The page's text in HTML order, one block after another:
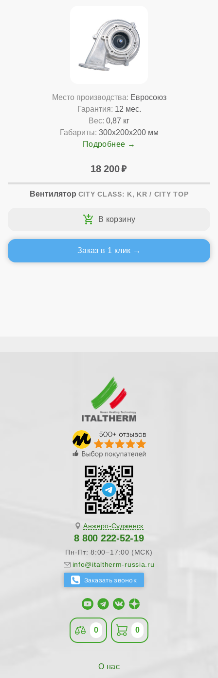
Место производства: Евросоюз
Гарантия: 12 мес.
Вес: 0,87 кг
Габариты: 300x200x200 мм
Подробнее
18 200
Вентилятор CITY CLASS: K, KR / CITY TOP
Заказ в 1 клик
Анжеро-Судженск
8 800 222-52-19
Пн-Пт: 8:00–17:00 (МСК)
info@italtherm-russia.ru
0 0
О нас